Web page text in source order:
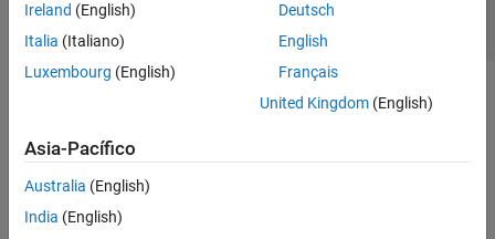
Ireland (English)
Italia (Italiano)
Luxembourg (English)
Deutsch
English
Français
United Kingdom(English)
Asia-Pacífico
Australia (English)
India (English)